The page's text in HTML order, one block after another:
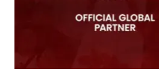
football.